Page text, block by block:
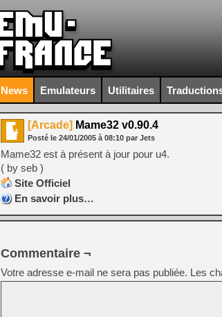
News Emulateurs Utilitaires
[Arcade] Mame32 v0.90.4
Posté le 24/01/2005 à 08:10 par Jets
Mame32 est à présent à jour pour u4.
( by seb )
Site Officiel
En savoir plus…
Commentaire ¬
Votre adresse e-mail ne sera pas publiée. Les